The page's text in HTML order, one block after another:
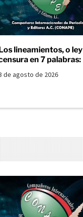
lineamientos, o ley
en 7 palabras:
de agosto de 2026